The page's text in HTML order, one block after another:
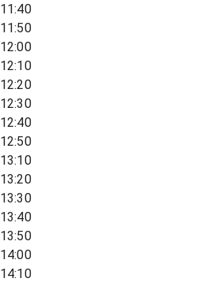
11:40
11:50
12:00
12:10
12:20
12:30
12:40
12:50
13:10
13:20
13:30
13:40
13:50
14:00
14:10